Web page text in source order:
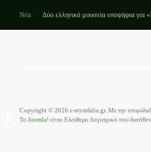
Νέα Δύο ελληνικά μουσεία υποψήφια για
Copyright © 2026 e-stymfalia.gr. Με την
Το Joomla! είναι Ελεύθερο Λογισμικό που